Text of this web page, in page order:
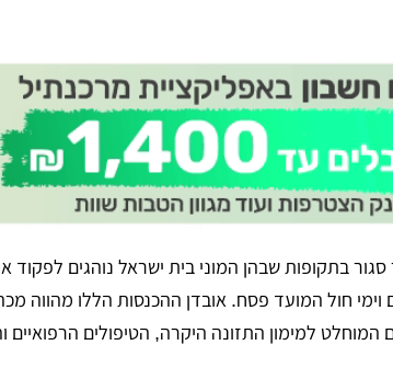
בתקופות שבהן המוני בית ישראל נוהגים
חול המועד פסח. אובדן ההכנסות הללו מהווה
המוחלט למימון התזונה היקרה, הטיפולים